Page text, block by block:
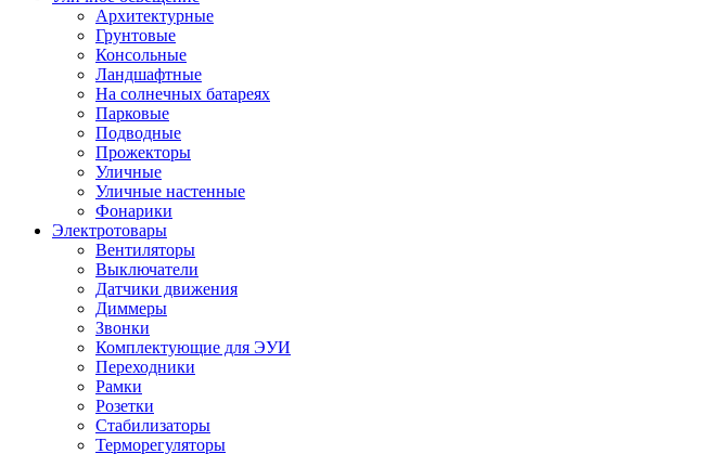
Архитектурные
Грунтовые
Консольные
Ландшафтные
На солнечных батареях
Парковые
Подводные
Прожекторы
Уличные
Уличные настенные
Фонарики
Электротовары
Вентиляторы
Выключатели
Датчики движения
Диммеры
Звонки
Комплектующие для ЭУИ
Переходники
Рамки
Розетки
Стабилизаторы
Терморегуляторы